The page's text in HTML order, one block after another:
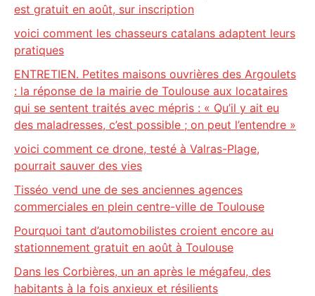
est gratuit en août, sur inscription
voici comment les chasseurs catalans adaptent leurs
pratiques
ENTRETIEN. Petites maisons ouvrières des Argoulets
: la réponse de la mairie de Toulouse aux locataires
qui se sentent traités avec mépris : « Qu’il y ait eu
des maladresses, c’est possible ; on peut l’entendre »
voici comment ce drone, testé à Valras-Plage,
pourrait sauver des vies
Tisséo vend une de ses anciennes agences
commerciales en plein centre-ville de Toulouse
Pourquoi tant d’automobilistes croient encore au
stationnement gratuit en août à Toulouse
Dans les Corbières, un an après le mégafeu, des
habitants à la fois anxieux et résilients